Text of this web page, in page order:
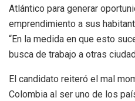
Atlántico para generar
emprendimiento a sus
“En la medida en que esto
busca de trabajo a otras
El candidato reiteró el mal
Colombia al ser uno de los